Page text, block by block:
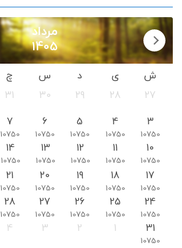
مرداد
1405
ش ی د س چ
27
28
29
30
31
3
10750
4
10750
5
10750
6
10750
7
10750
10
10750
11
10750
12
10750
13
10750
14
10750
17
10750
18
10750
19
10750
20
10750
21
10750
24
10750
25
10750
26
10750
27
10750
28
10750
31
10750
1
2
3
4